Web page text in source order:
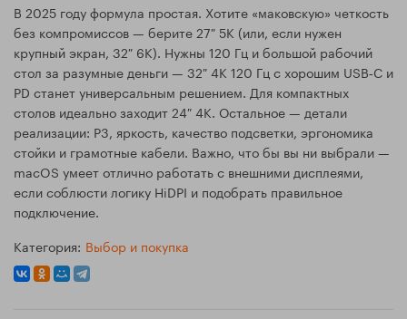
В 2025 году формула простая. Хотите «маковскую» четкость
без компромиссов — берите 27″ 5K (или, если нужен
крупный экран, 32″ 6K). Нужны 120 Гц и большой рабочий
стол за разумные деньги — 32″ 4K 120 Гц с хорошим USB‑C и
PD станет универсальным решением. Для компактных
столов идеально заходит 24″ 4K. Остальное — детали
реализации: P3, яркость, качество подсветки, эргономика
стойки и грамотные кабели. Важно, что бы вы ни выбрали —
macOS умеет отлично работать с внешними дисплеями,
если соблюсти логику HiDPI и подобрать правильное
подключение.
Категория: Выбор и покупка